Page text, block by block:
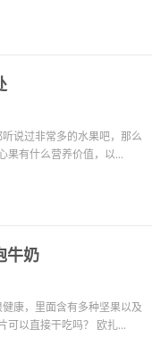
说过非常多的水果吧，那么
果有什么营养价值，以...
牛奶
康，里面含有多种坚果以及
可以直接干吃吗？ 欧扎...